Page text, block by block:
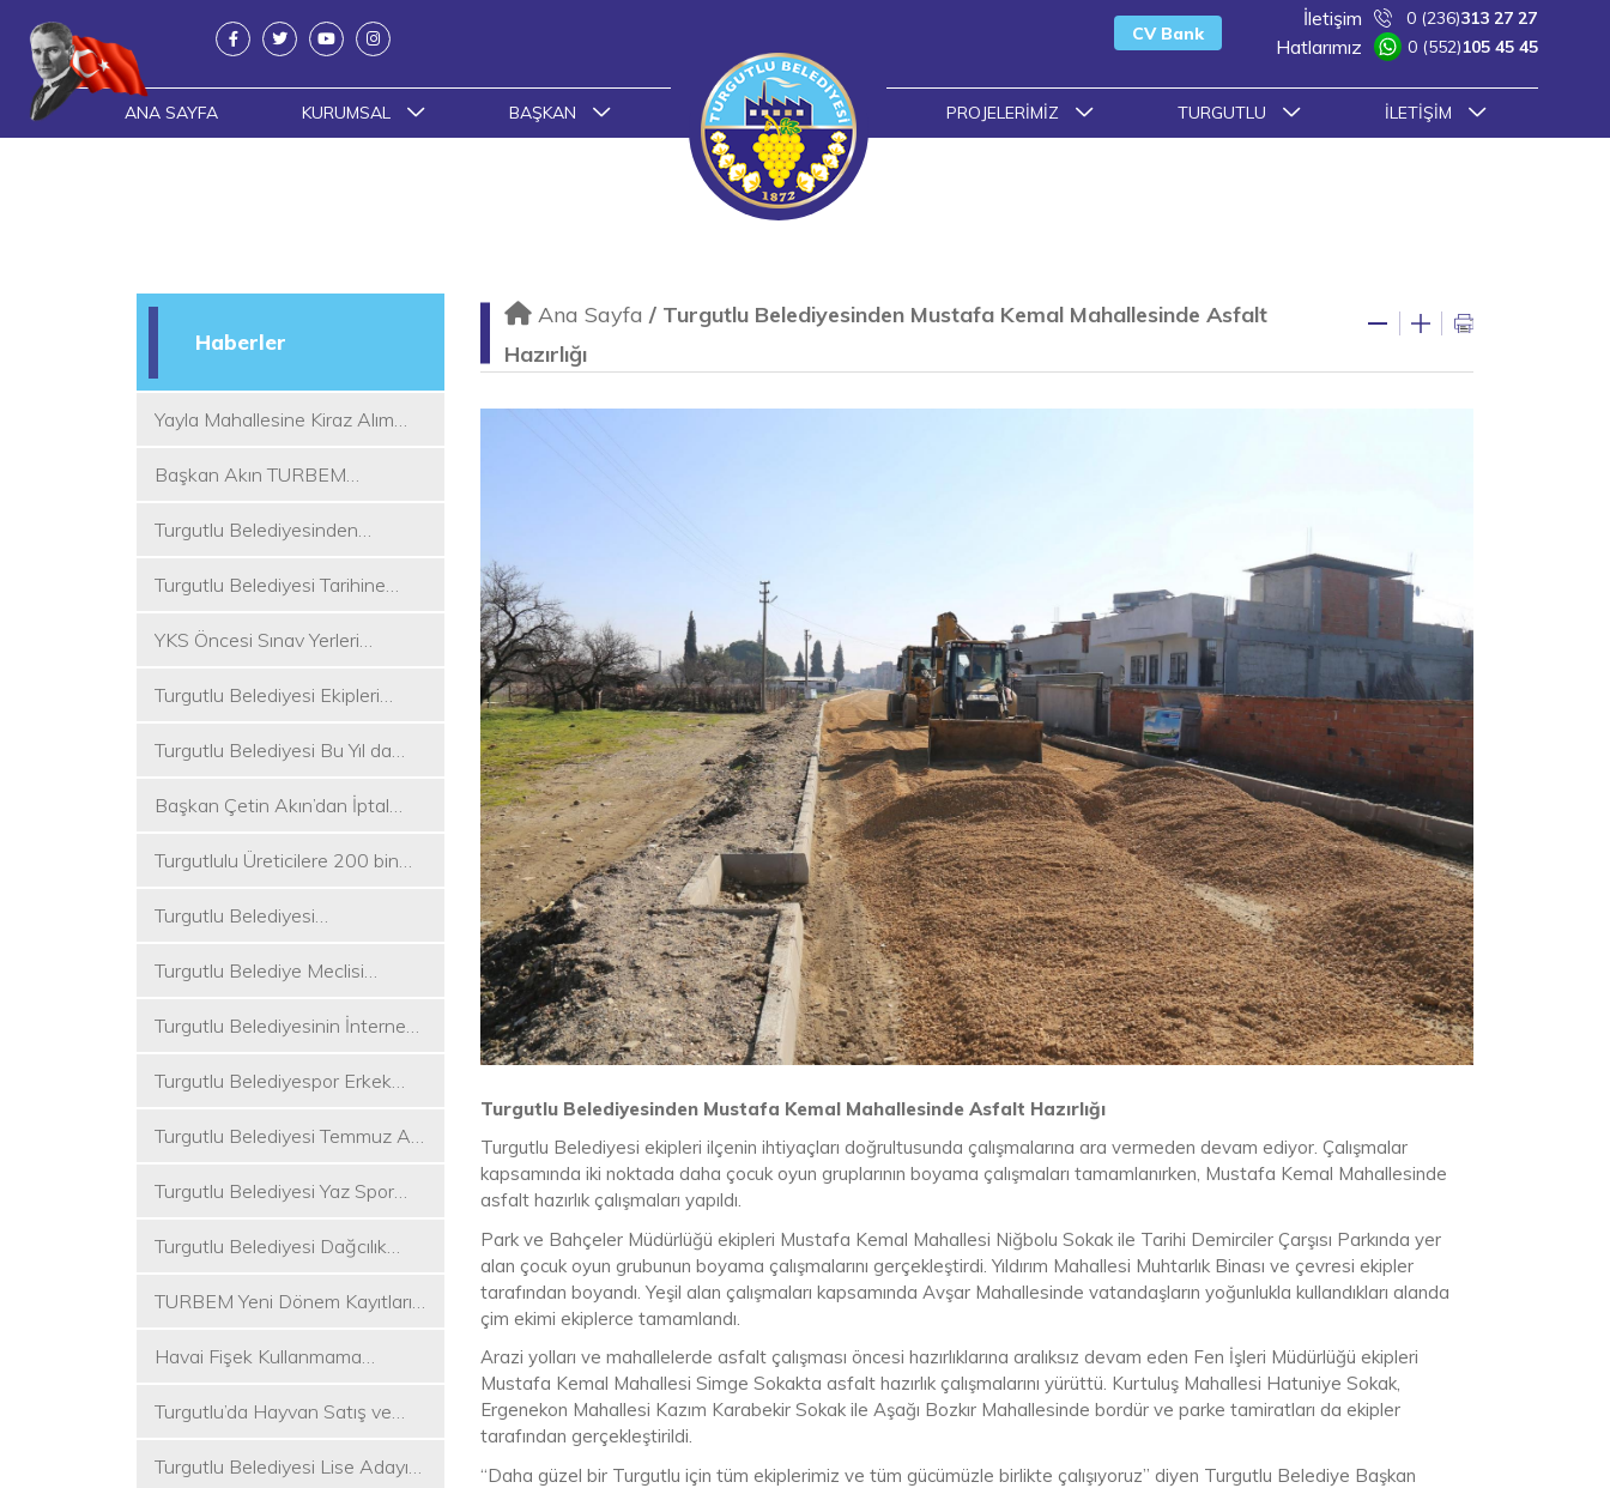
ANA SAYFA KURUMSAL BAŞKAN PROJELERIMIZ TURGUTLU İLETIŞIM
CV Bank
İletişim 0 (236)313 27 27
Hatlarımız 0 (552)105 45 45
Haberler
Yayla Mahallesine Kiraz Alım
Başkan Akın TURBEM
Turgutlu Belediyesinden
Mesai
Turgutlu Belediyesi Tarihine
YKS Öncesi Sınav Yerleri
Turgutlu Belediyesi Ekipleri
Hizmete Devam Ediyor
Turgutlu Belediyesi Bu Yıl da
Kuracak
Başkan Çetin Akın’dan İptal
Turgutlulu Üreticilere 200 bin
Turgutlu Belediyesi
Turgutlu Belediye Meclisi
Turgutlu Belediyesinin İnternet
Turgutlu Belediyespor Erkek
Turgutlu Belediyesi Temmuz Ayı
Turgutlu Belediyesi Yaz Spor
Turgutlu Belediyesi Dağcılık
Düzenledi
TURBEM Yeni Dönem Kayıtları
Havai Fişek Kullanmama
Akın Oldu
Turgutlu’da Hayvan Satış ve
Turgutlu Belediyesi Lise Adayı
Ana Sayfa / Turgutlu Belediyesinden Mustafa Kemal Mahallesinde Asfalt
Hazırlığı
Turgutlu Belediyesinden Mustafa Kemal Mahallesinde Asfalt Hazırlığı
Turgutlu Belediyesi ekipleri ilçenin ihtiyaçları doğrultusunda çalışmalarına ara vermeden devam ediyor. Çalışmalar
kapsamında iki noktada daha çocuk oyun gruplarının boyama çalışmaları tamamlanırken, Mustafa Kemal Mahallesinde
asfalt hazırlık çalışmaları yapıldı.
Park ve Bahçeler Müdürlüğü ekipleri Mustafa Kemal Mahallesi Niğbolu Sokak ile Tarihi Demirciler Çarşısı Parkında yer
alan çocuk oyun grubunun boyama çalışmalarını gerçekleştirdi. Yıldırım Mahallesi Muhtarlık Binası ve çevresi ekipler
tarafından boyandı. Yeşil alan çalışmaları kapsamında Avşar Mahallesinde vatandaşların yoğunlukla kullandıkları alanda
çim ekimi ekiplerce tamamlandı.
Arazi yolları ve mahallelerde asfalt çalışması öncesi hazırlıklarına aralıksız devam eden Fen İşleri Müdürlüğü ekipleri
Mustafa Kemal Mahallesi Simge Sokakta asfalt hazırlık çalışmalarını yürüttü. Kurtuluş Mahallesi Hatuniye Sokak,
Ergenekon Mahallesi Kazım Karabekir Sokak ile Aşağı Bozkır Mahallesinde bordür ve parke tamiratları da ekipler
tarafından gerçekleştirildi.
“Daha güzel bir Turgutlu için tüm ekiplerimiz ve tüm gücümüzle birlikte çalışıyoruz” diyen Turgutlu Belediye Başkan